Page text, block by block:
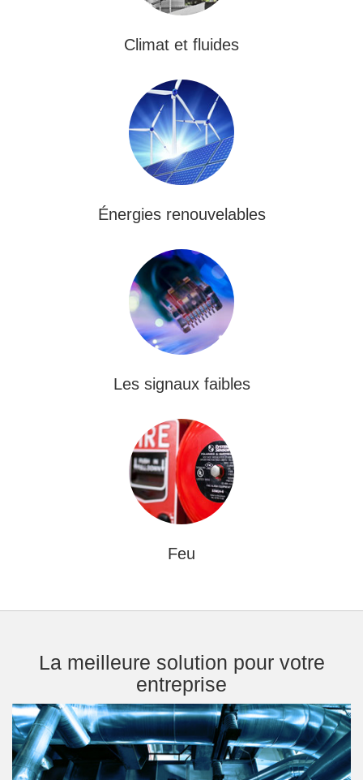
Climat et fluides
Énergies renouvelables
Les signaux faibles
Feu
La meilleure solution pour votre
entreprise